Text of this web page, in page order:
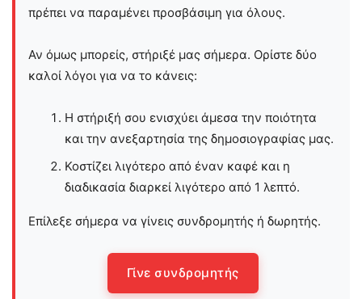
πρέπει να παραμένει προσβάσιμη για όλους.
Αν όμως μπορείς, στήριξέ μας σήμερα. Ορίστε δύο
καλοί λόγοι για να το κάνεις:
Η στήριξή σου ενισχύει άμεσα την ποιότητα
και την ανεξαρτησία της δημοσιογραφίας μας.
Κοστίζει λιγότερο από έναν καφέ και η
διαδικασία διαρκεί λιγότερο από 1 λεπτό.
Επίλεξε σήμερα να γίνεις συνδρομητής ή δωρητής.
Γίνε συνδρομητής